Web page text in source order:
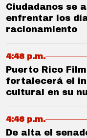
Ciudadanos se
enfrentar los
racionamiento
4:48 p.m.
Puerto Rico
fortalecerá el
cultural en su
4:46 p.m.
De alta el